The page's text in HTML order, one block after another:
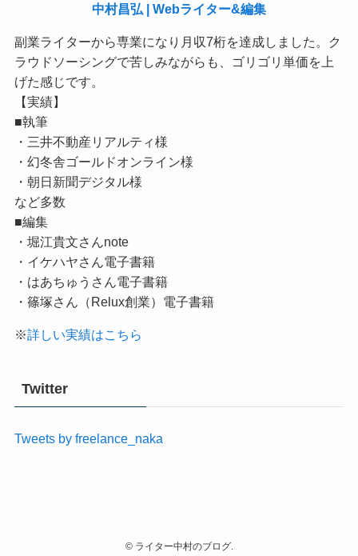
中村昌弘 | Webライター&編集
副業ライターから専業になり月収7桁を達成しました。ク
ラウドソーシングで苦しみながらも、ゴリゴリ単価を上
げた感じです。
【実績】
■執筆
・三井不動産リアルティ様
・幻冬舎ゴールドオンライン様
・朝日新聞デジタル様
など多数
■編集
・堀江貴文さんnote
・イケハヤさん電子書籍
・はあちゅうさん電子書籍
・篠塚さん（Relux創業）電子書籍
※詳しい実績はこちら
Twitter
Tweets by freelance_naka
©ライター中村のブログ.